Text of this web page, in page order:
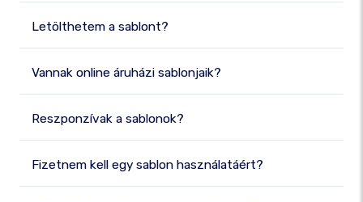
Letölthetem a sablont?
Vannak online áruházi sablonjaik?
Reszponzívak a sablonok?
Fizetnem kell egy sablon használatáért?